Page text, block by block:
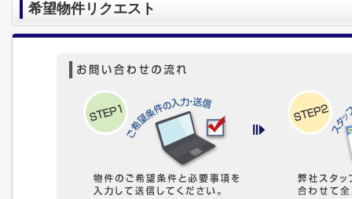
希望物件リクエスト